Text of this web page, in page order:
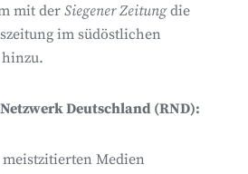
mit der Siegener Zeitungdie
im südöstlichen
Deutschland (RND):
meistzitierten Medien